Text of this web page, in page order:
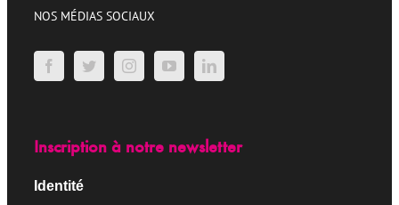
NOS MÉDIAS SOCIAUX
Inscription à notre newsletter
Identité